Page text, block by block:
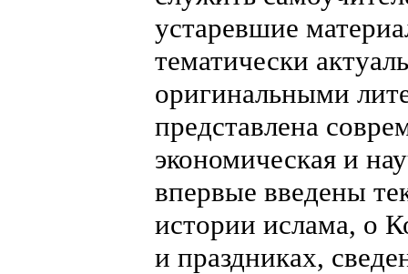
устаревшие
тематически
оригинальными
представлена
экономическая и
впервые введены
истории ислама, о
и праздниках,